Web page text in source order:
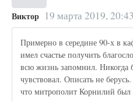
Виктор 19 марта 2019, 20:43
Примерно в середине 90-х в
имел счастье получить
всю жизнь запомнил. Никогда
чувствовал. Описать не
что митрополит Корнилий был